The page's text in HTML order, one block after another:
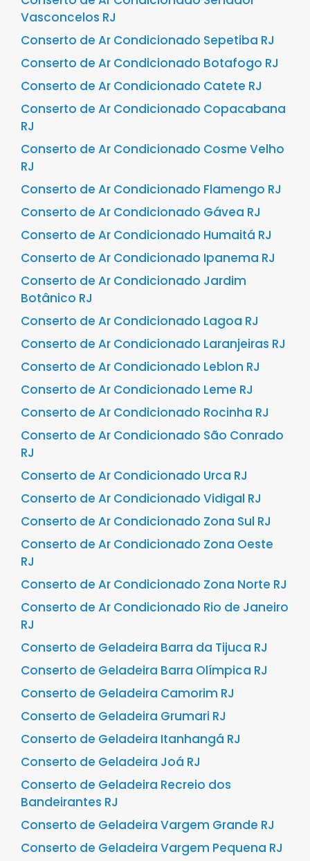
Vasconcelos RJ
Conserto de Ar Condicionado Sepetiba RJ
Conserto de Ar Condicionado Botafogo RJ
Conserto de Ar Condicionado Catete RJ
Conserto de Ar Condicionado Copacabana
RJ
Conserto de Ar Condicionado Cosme Velho
RJ
Conserto de Ar Condicionado Flamengo RJ
Conserto de Ar Condicionado Gávea RJ
Conserto de Ar Condicionado Humaitá RJ
Conserto de Ar Condicionado Ipanema RJ
Conserto de Ar Condicionado Jardim
Botânico RJ
Conserto de Ar Condicionado Lagoa RJ
Conserto de Ar Condicionado Laranjeiras RJ
Conserto de Ar Condicionado Leblon RJ
Conserto de Ar Condicionado Leme RJ
Conserto de Ar Condicionado Rocinha RJ
Conserto de Ar Condicionado São Conrado
RJ
Conserto de Ar Condicionado Urca RJ
Conserto de Ar Condicionado Vidigal RJ
Conserto de Ar Condicionado Zona Sul RJ
Conserto de Ar Condicionado Zona Oeste
RJ
Conserto de Ar Condicionado Zona Norte RJ
Conserto de Ar Condicionado Rio de Janeiro
RJ
Conserto de Geladeira Barra da Tijuca RJ
Conserto de Geladeira Barra Olímpica RJ
Conserto de Geladeira Camorim RJ
Conserto de Geladeira Grumari RJ
Conserto de Geladeira Itanhangá RJ
Conserto de Geladeira Joá RJ
Conserto de Geladeira Recreio dos
Bandeirantes RJ
Conserto de Geladeira Vargem Grande RJ
Conserto de Geladeira Vargem Pequena RJ